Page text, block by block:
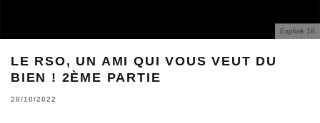
Explizik 18
LE RSO, UN AMI QUI VOUS VEUT DU
BIEN ! 2ÈME PARTIE
28/10/2022